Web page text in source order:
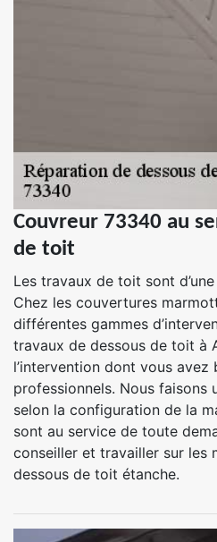
Couvreur 73340 au
de toit
Les travaux de toit sont
Chez les couvertures
différentes gammes
travaux de dessous de toit à
l’intervention dont vous
professionnels. Nous faisons
selon la configuration de la
sont au service de toute
conseiller et travailler sur les
dessous de toit étanche.